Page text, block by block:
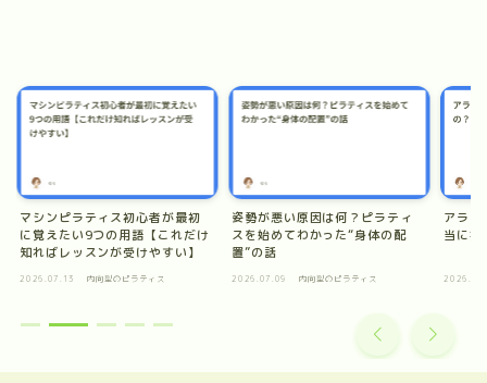
ンピラティス初心者が最初
えたい9つの用語【これだけ
ばレッスンが受けやすい】
内向型のピラティス
姿勢が悪い原因は何？ピラティ
スを始めてわかった“身体の配
置”の話
2026.07.09 内向型のピラティス
アラフォー
当に痩せる
2026.07.08